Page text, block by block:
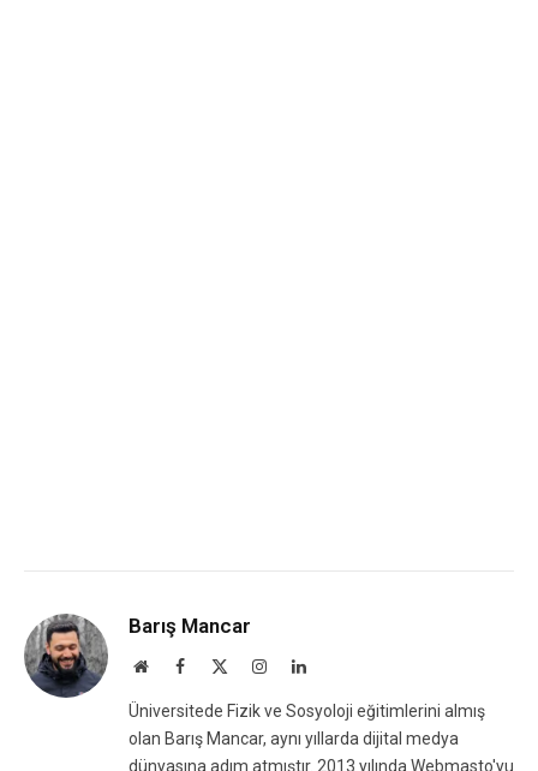
Barış Mancar
WebsiteFacebook InstagramLinkedIn
Üniversitede Fizik ve Sosyoloji eğitimlerini almış
olan Barış Mancar, aynı yıllarda dijital medya
dünyasına adım atmıştır. 2013 yılında Webmasto'yu